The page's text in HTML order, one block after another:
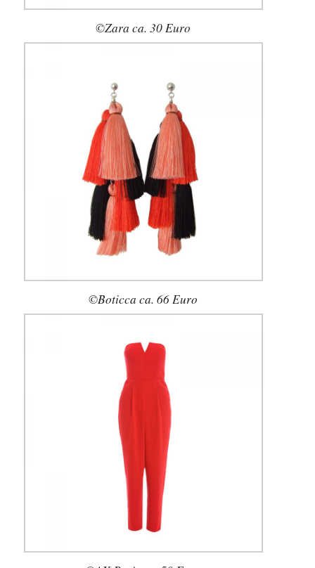
©Zara ca. 30 Euro
©Boticca ca. 66 Euro